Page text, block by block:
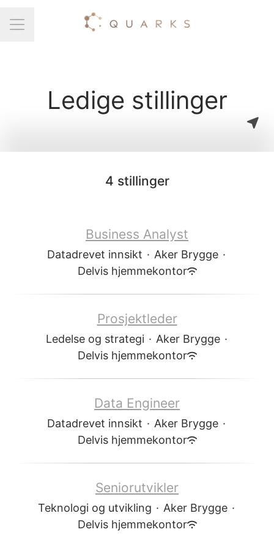
Karrieremeny
Ledige stillinger
4 stillinger
Business Analyst
Datadrevet innsikt · Aker Brygge ·
Delvis hjemmekontor
Prosjektleder
Ledelse og strategi · Aker Brygge ·
Delvis hjemmekontor
Data Engineer
Datadrevet innsikt · Aker Brygge ·
Delvis hjemmekontor
Seniorutvikler
Teknologi og utvikling · Aker Brygge ·
Delvis hjemmekontor